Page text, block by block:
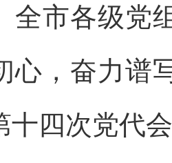
全市各级党
心，奋力谱
十四次党代